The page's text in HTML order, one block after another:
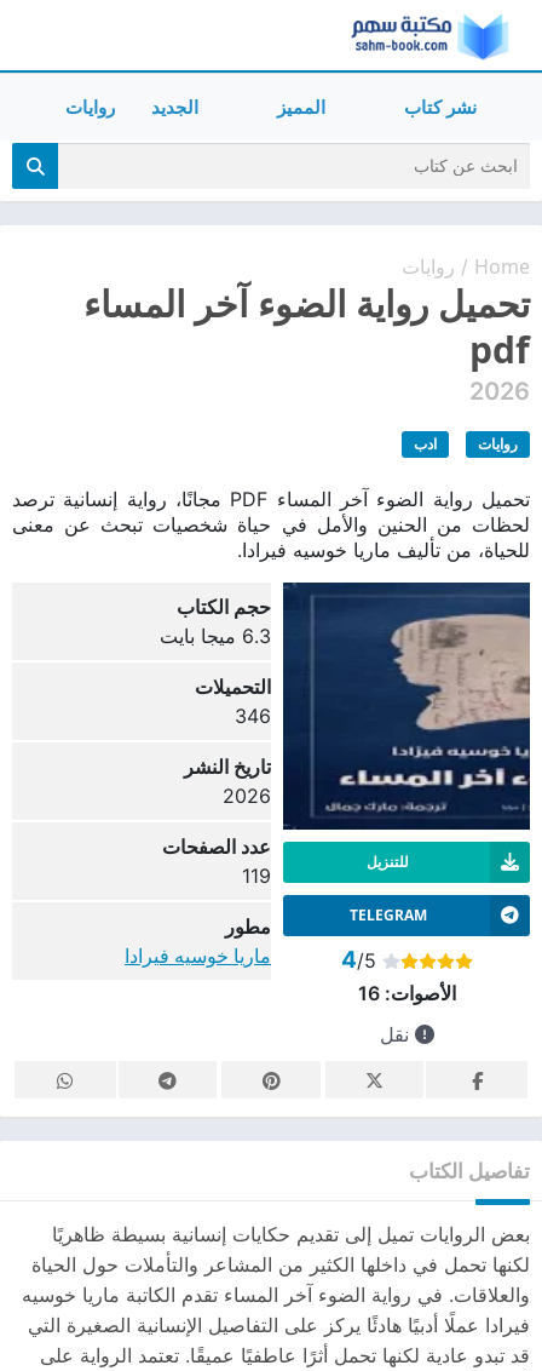
نشر كتاب المميز الجديد روايات
Home
/ روايات
تحميل رواية الضوء آخر المساء
pdf
2026
روايات ادب
تحميل رواية الضوء آخر المساء PDF مجانًا، رواية إنسانية ترصد
لحظات من الحنين والأمل في حياة شخصيات تبحث عن معنى
للحياة، من تأليف ماريا خوسيه فيرادا.
للتنزيل
TELEGRAM
4/5
الأصوات:16
نقل
حجم الكتاب
6.3 ميجا بايت
التحميلات
346
تاريخ النشر
2026
عدد الصفحات
119
مطور
ماريا خوسيه فيرادا
تفاصيل الكتاب
بعض الروايات تميل إلى تقديم حكايات إنسانية بسيطة ظاهريًا
لكنها تحمل في داخلها الكثير من المشاعر والتأملات حول الحياة
والعلاقات. في رواية الضوء آخر المساء تقدم الكاتبة ماريا خوسيه
فيرادا عملًا أدبيًا هادئًا يركز على التفاصيل الإنسانية الصغيرة التي
قد تبدو عادية لكنها تحمل أثرًا عاطفيًا عميقًا. تعتمد الرواية على